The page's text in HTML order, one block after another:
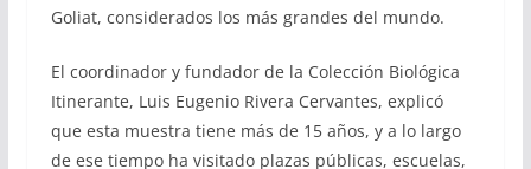
Goliat, considerados los más grandes del mundo.
El coordinador y fundador de la Colección Biológica
Itinerante, Luis Eugenio Rivera Cervantes, explicó
que esta muestra tiene más de 15 años, y a lo largo
de ese tiempo ha visitado plazas públicas, escuelas,